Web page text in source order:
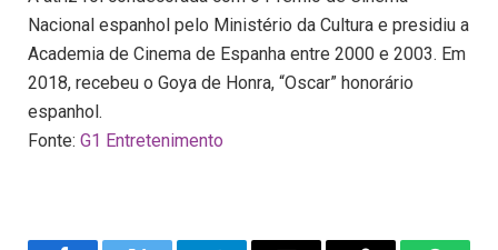
Nacional espanhol pelo Ministério da Cultura e presidiu a
Academia de Cinema de Espanha entre 2000 e 2003. Em
2018, recebeu o Goya de Honra, “Oscar” honorário
espanhol.
Fonte: G1 Entretenimento